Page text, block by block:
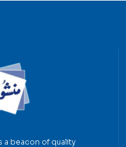
a beacon of quality